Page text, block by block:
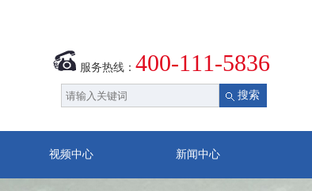
服务热线： 400-111-5836
视频中心 新闻中心